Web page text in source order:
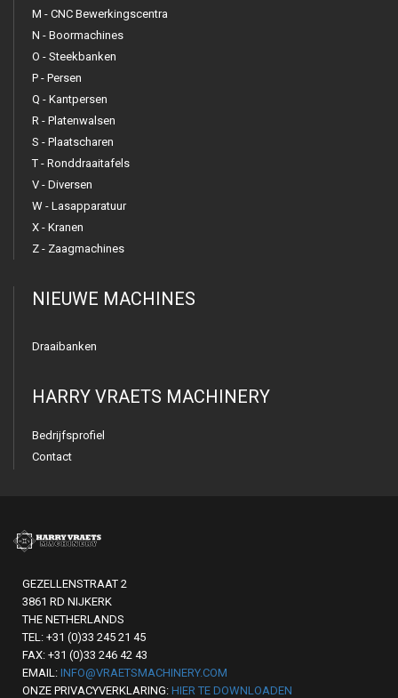
M - CNC Bewerkingscentra
N - Boormachines
O - Steekbanken
P - Persen
Q - Kantpersen
R - Platenwalsen
S - Plaatscharen
T - Ronddraaitafels
V - Diversen
W - Lasapparatuur
X - Kranen
Z - Zaagmachines
NIEUWE MACHINES
Draaibanken
HARRY VRAETS MACHINERY
Bedrijfsprofiel
Contact
GEZELLENSTRAAT 2
3861 RD NIJKERK
THE NETHERLANDS
TEL: +31 (0)33 245 21 45
FAX: +31 (0)33 246 42 43
EMAIL: INFO@VRAETSMACHINERY.COM
ONZE PRIVACYVERKLARING: HIER TE DOWNLOADEN